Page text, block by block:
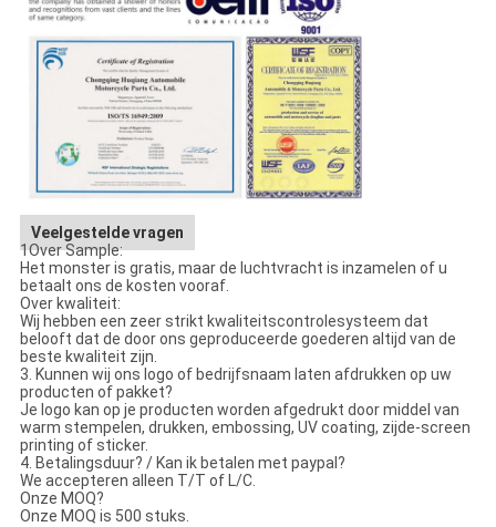
Veelgestelde vragen
1Over Sample:
Het monster is gratis, maar de luchtvracht is inzamelen of u
betaalt ons de kosten vooraf.
Over kwaliteit:
Wij hebben een zeer strikt kwaliteitscontrolesysteem dat
belooft dat de door ons geproduceerde goederen altijd van de
beste kwaliteit zijn.
3. Kunnen wij ons logo of bedrijfsnaam laten afdrukken op uw
producten of pakket?
Je logo kan op je producten worden afgedrukt door middel van
warm stempelen, drukken, embossing, UV coating, zijde-screen
printing of sticker.
4. Betalingsduur? / Kan ik betalen met paypal?
We accepteren alleen T/T of L/C.
Onze MOQ?
Onze MOQ is 500 stuks.